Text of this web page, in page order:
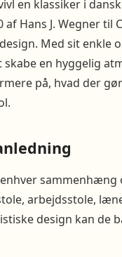
en klassiker i
Hans J. Wegner
Med sit
skabe en hyggelig
på, hvad der
arbejdsstole,
design kan de